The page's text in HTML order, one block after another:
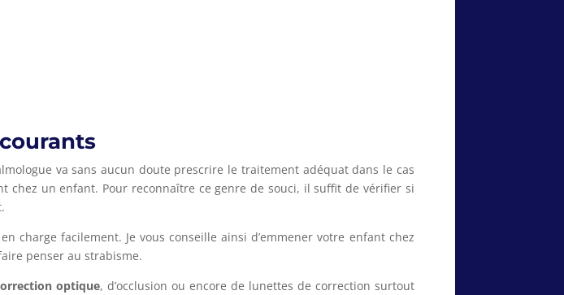
va sans aucun doute prescrire le traitement adéquat dans le cas
chez un enfant. Pour reconnaître ce genre de souci, il suffit de vérifier si
facilement. Je vous conseille ainsi d’emmener votre enfant chez
penser au strabisme.
optique, d’occlusion ou encore de lunettes de correction surtout